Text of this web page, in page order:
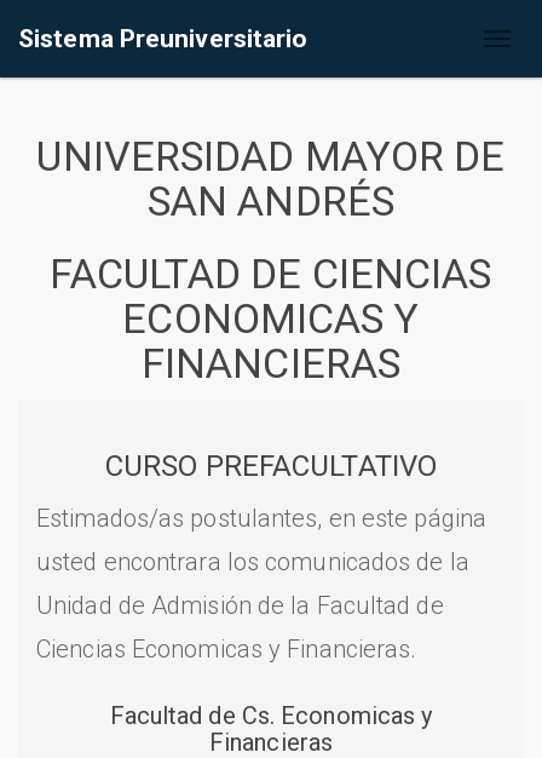
Sistema Preuniversitario
UNIVERSIDAD MAYOR DE
SAN ANDRÉS
FACULTAD DE CIENCIAS
ECONOMICAS Y
FINANCIERAS
CURSO PREFACULTATIVO
Estimados/as postulantes, en este página
usted encontrara los comunicados de la
Unidad de Admisión de la Facultad de
Ciencias Economicas y Financieras.
Facultad de Cs. Economicas y
Financieras